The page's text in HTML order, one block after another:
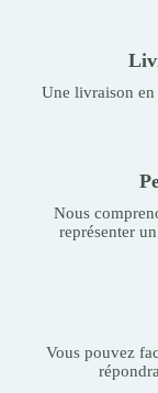
Une livraison
Nous
représenter
Vous pouvez